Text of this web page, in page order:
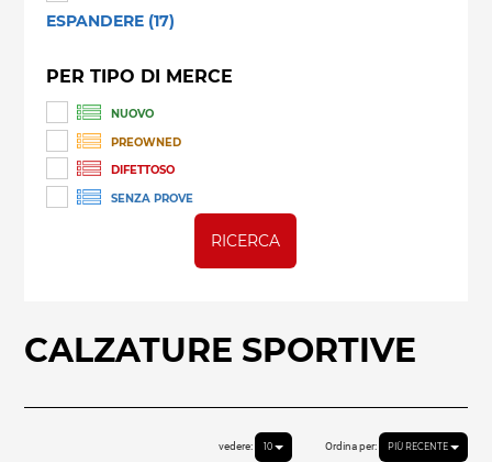
ESPANDERE (17)
PER TIPO DI MERCE
NUOVO
PREOWNED
DIFETTOSO
SENZA PROVE
RICERCA
CALZATURE SPORTIVE
Ordina per: PIÙ RECENTE
vedere: 10